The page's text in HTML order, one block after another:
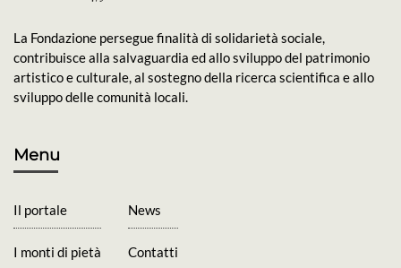
La Fondazione persegue finalità di solidarietà sociale,
contribuisce alla salvaguardia ed allo sviluppo del patrimonio
artistico e culturale, al sostegno della ricerca scientifica e allo
sviluppo delle comunità locali.
Menu
Il portale
I monti di pietà
News
Contatti